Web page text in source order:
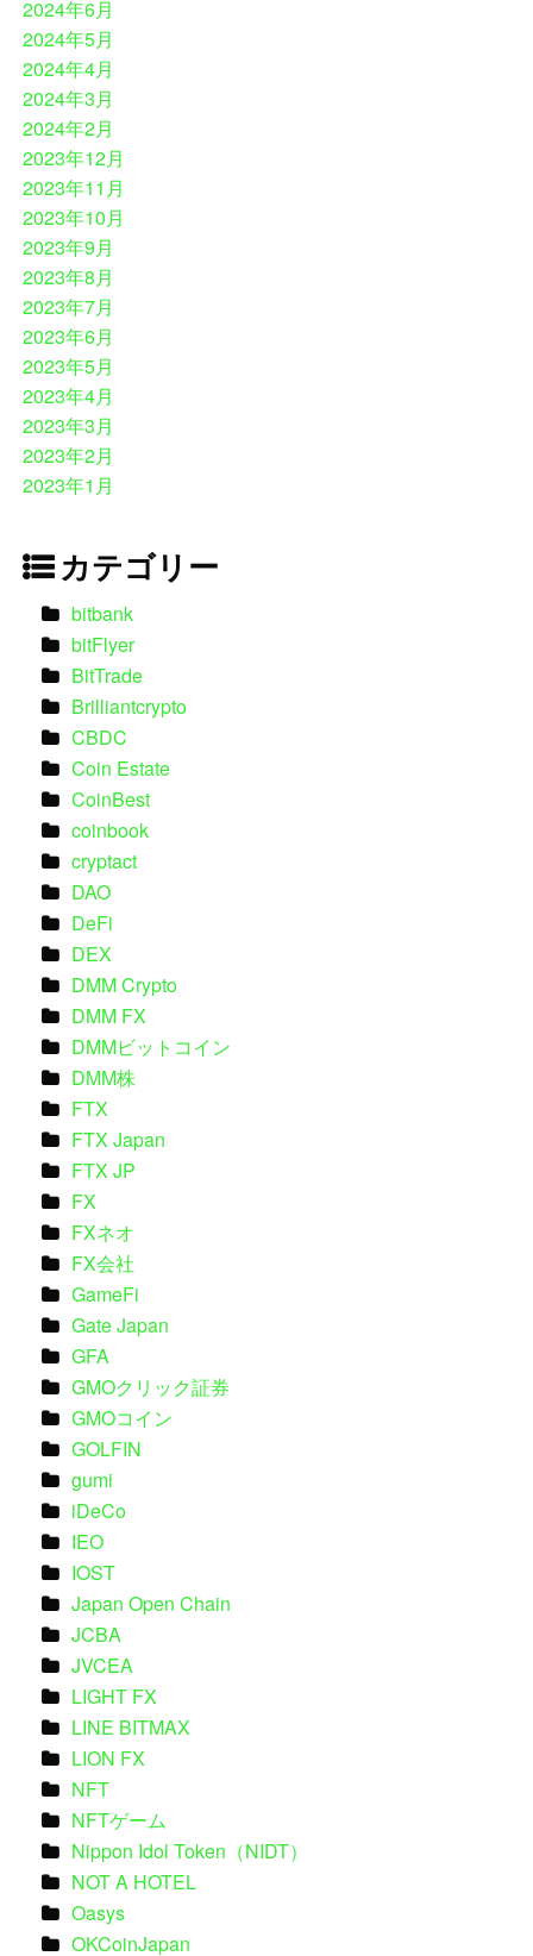
2024年6月
2024年5月
2024年4月
2024年3月
2024年2月
2023年12月
2023年11月
2023年10月
2023年9月
2023年8月
2023年7月
2023年6月
2023年5月
2023年4月
2023年3月
2023年2月
2023年1月
カテゴリー
bitbank
bitFlyer
BitTrade
Brilliantcrypto
CBDC
Coin Estate
CoinBest
coinbook
cryptact
DAO
DeFi
DEX
DMM Crypto
DMM FX
DMMビットコイン
DMM株
FTX
FTX Japan
FTX JP
FX
FXネオ
FX会社
GameFi
Gate Japan
GFA
GMOクリック証券
GMOコイン
GOLFIN
gumi
iDeCo
IEO
IOST
Japan Open Chain
JCBA
JVCEA
LIGHT FX
LINE BITMAX
LION FX
NFT
NFTゲーム
Nippon Idol Token（NIDT）
NOT A HOTEL
Oasys
OKCoinJapan